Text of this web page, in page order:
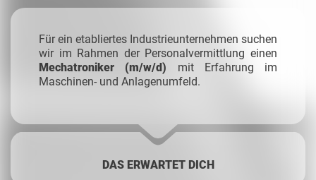
Für ein etabliertes Industrieunternehmen suchen
wir im Rahmen der Personalvermittlung einen
Mechatroniker (m/w/d) mit Erfahrung im
Maschinen- und Anlagenumfeld.
DAS ERWARTET DICH